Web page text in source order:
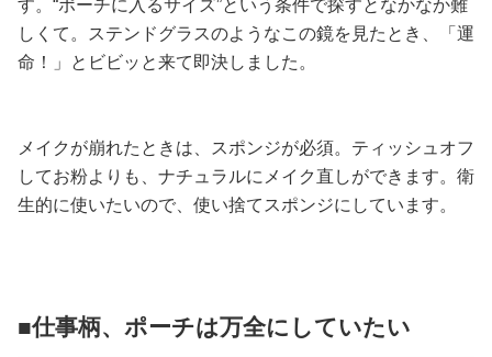
す。“ポーチに入るサイズ”という条件で探すとなかなか難
しくて。ステンドグラスのようなこの鏡を見たとき、「運
命！」とビビッと来て即決しました。
メイクが崩れたときは、スポンジが必須。ティッシュオフ
してお粉よりも、ナチュラルにメイク直しができます。衛
生的に使いたいので、使い捨てスポンジにしています。
■仕事柄、ポーチは万全にしていたい